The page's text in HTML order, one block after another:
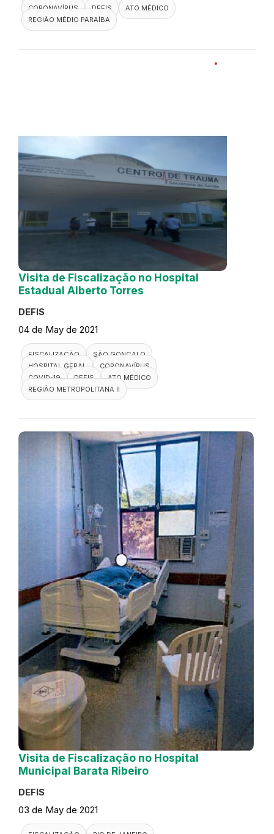
CORONAVÍRUS
DEFIS
ATO MÉDICO
REGIÃO MÉDIO PARAÍBA
Visita de Fiscalização no Hospital
Estadual Alberto Torres
DEFIS
04 de May de 2021
FISCALIZAÇÃO
SÃO GONÇALO
HOSPITAL GERAL
CORONAVÍRUS
COVID-19
DEFIS
ATO MÉDICO
REGIÃO METROPOLITANA II
Visita de Fiscalização no Hospital
Municipal Barata Ribeiro
DEFIS
03 de May de 2021